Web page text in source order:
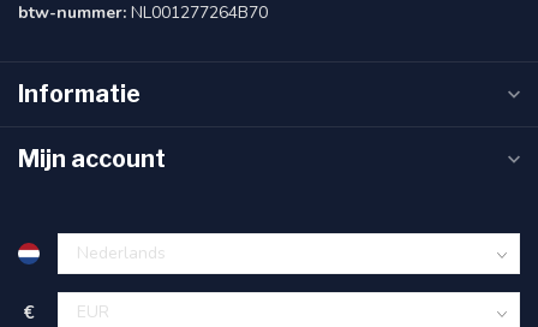
btw-nummer: NL001277264B70
Informatie
Mijn account
€